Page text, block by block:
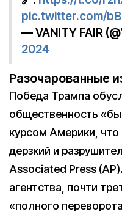
pic.twitter.com/
— VANITY FAIR
2024
Разочарованные
Победа Трампа
общественность
курсом Америки, что
дерзкий и
Associated Press
агентства, почти
«полного